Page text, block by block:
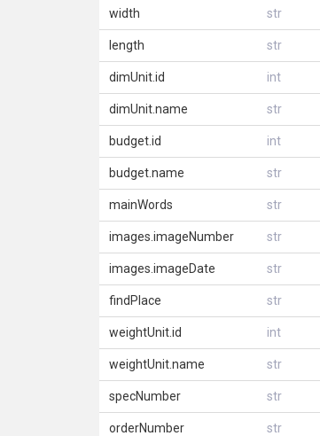
width str
length str
dimUnit.id int
dimUnit.name str
budget.id int
budget.name str
mainWords str
images.imageNumber str
images.imageDate str
findPlace str
weightUnit.id int
weightUnit.name str
specNumber str
orderNumber str